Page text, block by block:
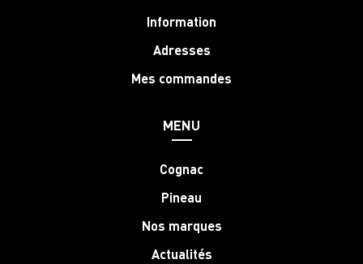
Information
Adresses
Mes commandes
MENU
Cognac
Pineau
Nos marques
Actualités